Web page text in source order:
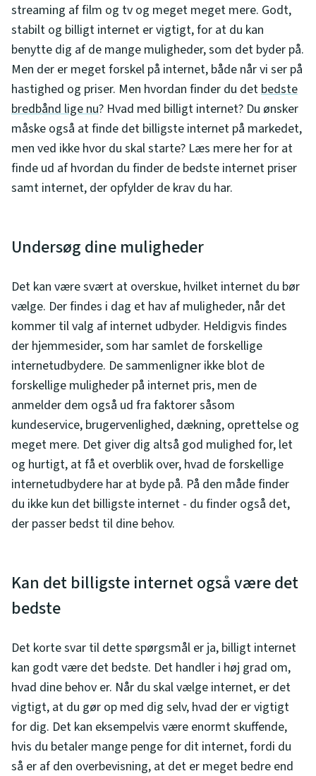
streaming af film og tv og meget meget mere. Godt,
stabilt og billigt internet er vigtigt, for at du kan
benytte dig af de mange muligheder, som det byder på.
Men der er meget forskel på internet, både når vi ser på
hastighed og priser. Men hvordan finder du det bedste
bredbånd lige nu? Hvad med billigt internet? Du ønsker
måske også at finde det billigste internet på markedet,
men ved ikke hvor du skal starte? Læs mere her for at
finde ud af hvordan du finder de bedste internet priser
samt internet, der opfylder de krav du har.
Undersøg dine muligheder
Det kan være svært at overskue, hvilket internet du bør
vælge. Der findes i dag et hav af muligheder, når det
kommer til valg af internet udbyder. Heldigvis findes
der hjemmesider, som har samlet de forskellige
internetudbydere. De sammenligner ikke blot de
forskellige muligheder på internet pris, men de
anmelder dem også ud fra faktorer såsom
kundeservice, brugervenlighed, dækning, oprettelse og
meget mere. Det giver dig altså god mulighed for, let
og hurtigt, at få et overblik over, hvad de forskellige
internetudbydere har at byde på. På den måde finder
du ikke kun det billigste internet - du finder også det,
der passer bedst til dine behov.
Kan det billigste internet også være det
bedste
Det korte svar til dette spørgsmål er ja, billigt internet
kan godt være det bedste. Det handler i høj grad om,
hvad dine behov er. Når du skal vælge internet, er det
vigtigt, at du gør op med dig selv, hvad der er vigtigt
for dig. Det kan eksempelvis være enormt skuffende,
hvis du betaler mange penge for dit internet, fordi du
så er af den overbevisning, at det er meget bedre end